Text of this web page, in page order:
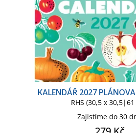
KALENDÁŘ 2027
RHS (30,5 x
Zajistíme do 30